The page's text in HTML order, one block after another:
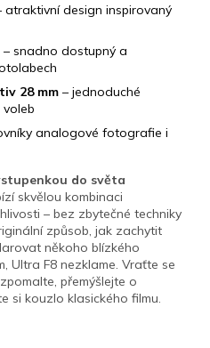
atraktivní design inspirovaný
– snadno dostupný a
28 mm – jednoduché
analogové fotografie i
do světa
skvělou kombinaci
– bez zbytečné techniky
způsob, jak zachytit
někoho blízkého
Ultra F8 nezklame. Vraťte se
přemýšlejte o
si kouzlo klasického filmu.